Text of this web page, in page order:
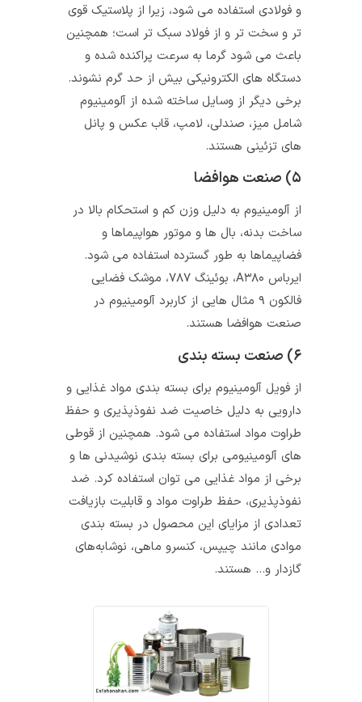
و فولادی استفاده می شود، زیرا از پلاستیک قوی‌
تر و سخت‌ تر و از فولاد سبک‌ تر است؛ همچنین
باعث می‌ شود گرما به سرعت پراکنده شده و
دستگاه‌ های الکترونیکی بیش از حد گرم نشوند.
برخی دیگر از وسایل ساخته شده از آلومینیوم
شامل میز، صندلی، لامپ، قاب عکس و پانل‌
های تزئینی هستند.
از آلومینیوم به دلیل وزن کم و استحکام بالا در
ساخت بدنه، بال‌ ها و موتور هواپیماها و
فضاپیماها به طور گسترده استفاده می‌ شود.
ایرباس A۳۸۰، بوئینگ ۷۸۷، موشک فضایی
فالکون ۹ مثال هایی از کاربرد آلومینیوم در
صنعت هوافضا هستند.
از فویل آلومینیوم برای بسته‌ بندی مواد غذایی و
دارویی به دلیل خاصیت ضد نفوذپذیری و حفظ
طراوت مواد استفاده می‌ شود. همچنین از قوطی‌
های آلومینیومی برای بسته‌ بندی نوشیدنی‌ ها و
برخی از مواد غذایی می توان استفاده کرد. ضد
نفوذپذیری، حفظ طراوت مواد و قابلیت بازیافت
تعدادی از مزایای این محصول در بسته بندی
موادی مانند چیپس، کنسرو ماهی، نوشابه‌های
گازدار و… هستند.